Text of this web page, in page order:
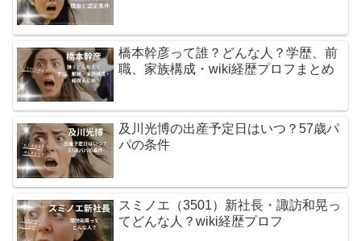
橋本幹彦って誰？どんな人？学歴、前
職、家族構成・wiki経歴プロフまとめ
及川光博の出産予定日はいつ？57歳パ
パの条件
スミノエ（3501）新社長・諏訪和晃っ
てどんな人？wiki経歴プロフ